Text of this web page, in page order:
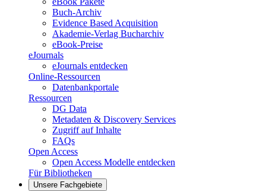
Buch-Archiv
Evidence Based Acquisition
Akademie-Verlag Bucharchiv
eBook-Preise
eJournals
eJournals entdecken
Online-Ressourcen
Datenbankportale
Ressourcen
DG Data
Metadaten & Discovery Services
Zugriff auf Inhalte
FAQs
Open Access
Open Access Modelle entdecken
Für Bibliotheken
Unsere Fachgebiete